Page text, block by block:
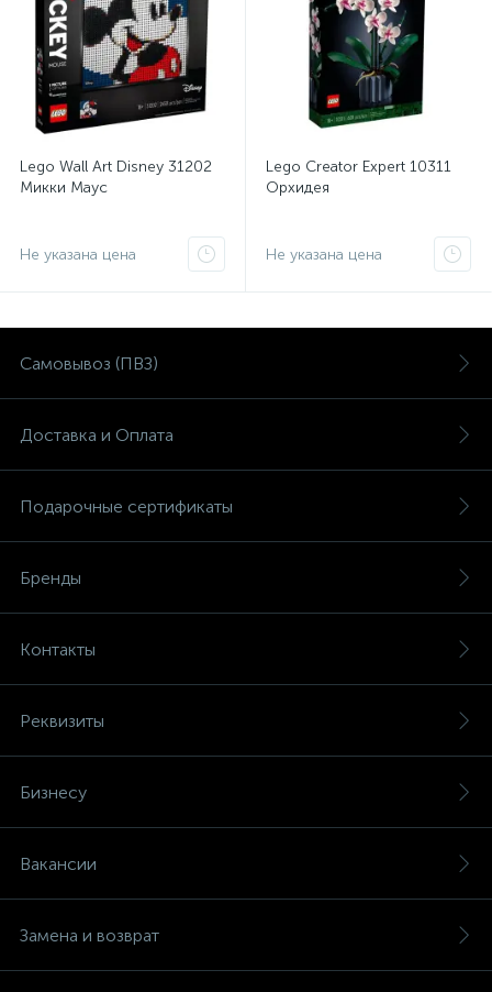
Lego Wall Art Disney 31202
Микки Маус
Не указана цена
Lego Creator Expert 10311
Орхидея
Не указана цена
Самовывоз (ПВЗ)
Доставка и Оплата
Подарочные сертификаты
Бренды
Контакты
Реквизиты
Бизнесу
Вакансии
Замена и возврат